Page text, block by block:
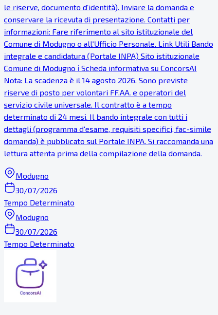
le riserve, documento d'identità). Inviare la domanda e
conservare la ricevuta di presentazione. Contatti per
informazioni: Fare riferimento al sito istituzionale del
Comune di Modugno o all'Ufficio Personale. Link Utili Bando
integrale e candidatura (Portale INPA) Sito istituzionale
Comune di Modugno ℹ Scheda informativa su ConcorsAI
Nota: La scadenza è il 14 agosto 2026. Sono previste
riserve di posto per volontari FF.AA. e operatori del
servizio civile universale. Il contratto è a tempo
determinato di 24 mesi. Il bando integrale con tutti i
dettagli (programma d'esame, requisiti specifici, fac-simile
domanda) è pubblicato sul Portale INPA. Si raccomanda una
lettura attenta prima della compilazione della domanda.
Modugno
30/07/2026
Tempo Determinato
Modugno
30/07/2026
Tempo Determinato